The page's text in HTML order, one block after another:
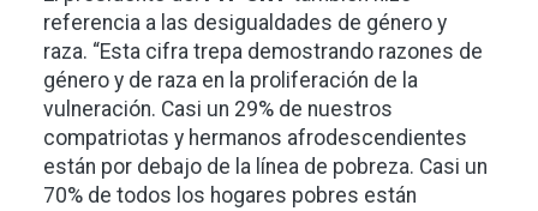
referencia a las desigualdades de género y
raza. “Esta cifra trepa demostrando razones de
género y de raza en la proliferación de la
vulneración. Casi un 29% de nuestros
compatriotas y hermanos afrodescendientes
están por debajo de la línea de pobreza. Casi un
70% de todos los hogares pobres están